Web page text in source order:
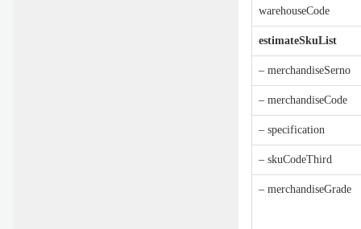
warehouseCode
estimateSkuList
– merchandiseSerno
– merchandiseCode
– specification
– skuCodeThird
– merchandiseGrade